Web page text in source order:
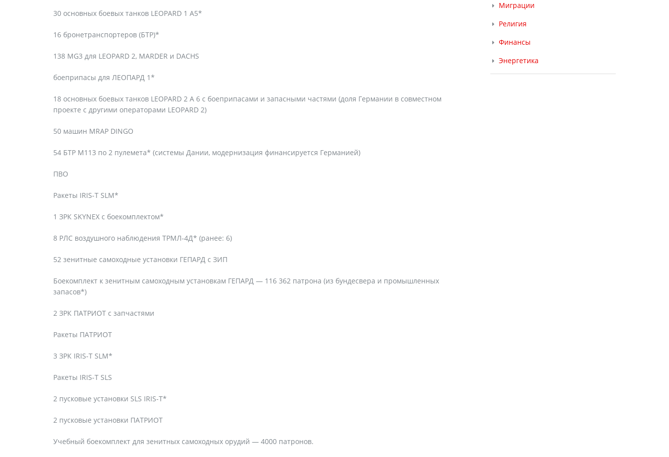
30 основных боевых танков LEOPARD 1 A5*
16 бронетранспортеров (БТР)*
138 MG3 для LEOPARD 2, MARDER и DACHS
боеприпасы для ЛЕОПАРД 1*
18 основных боевых танков LEOPARD 2 A 6 с боеприпасами и запасными частями (доля Германии в совместном
проекте с другими операторами LEOPARD 2)
50 машин MRAP DINGO
54 БТР М113 по 2 пулемета* (системы Дании, модернизация финансируется Германией)
ПВО
Ракеты IRIS-T SLM*
1 ЗРК SKYNEX с боекомплектом*
8 РЛС воздушного наблюдения ТРМЛ-4Д* (ранее: 6)
52 зенитные самоходные установки ГЕПАРД с ЗИП
Боекомплект к зенитным самоходным установкам ГЕПАРД — 116 362 патрона (из бундесвера и промышленных
запасов*)
2 ЗРК ПАТРИОТ с запчастями
Ракеты ПАТРИОТ
3 ЗРК IRIS-T SLM*
Ракеты IRIS-T SLS
2 пусковые установки SLS IRIS-T*
2 пусковые установки ПАТРИОТ
Учебный боекомплект для зенитных самоходных орудий — 4000 патронов.
Миграции
Религия
Финансы
Энергетика